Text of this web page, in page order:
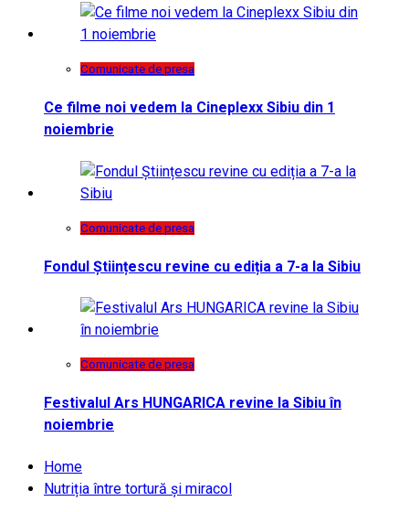
Comunicate de presa
Ce filme noi vedem la Cineplexx Sibiu din 1
noiembrie
Comunicate de presa
Fondul Științescu revine cu ediția a 7-a la Sibiu
Comunicate de presa
Festivalul Ars HUNGARICA revine la Sibiu în
noiembrie
Home
Nutriția între tortură și miracol